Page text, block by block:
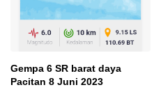
Gempa 6 SR barat daya
Pacitan 8 Juni 2023